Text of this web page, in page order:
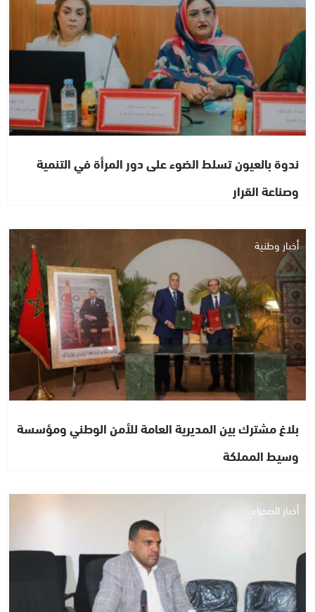
ندوة بالعيون تسلط الضوء على دور المرأة في التنمية
وصناعة القرار
أخبار وطنية
بلاغ مشترك بين المديرية العامة للأمن الوطني ومؤسسة
وسيط المملكة
أخبار الصحراء